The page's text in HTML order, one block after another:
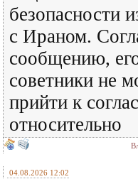
безопасности
с Ираном.
сообщению,
советники не
прийти к
относительно
04.08.2026 12:02